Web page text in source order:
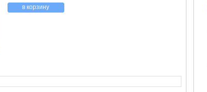
в корзину